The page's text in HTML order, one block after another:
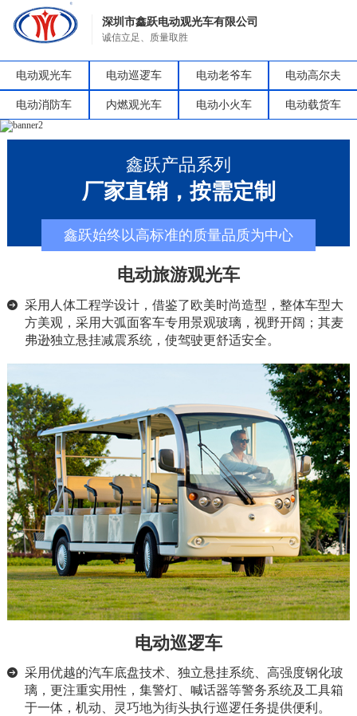
深圳市鑫跃电动观光车有限公司
诚信立足、质量取胜
电动观光车 电动巡逻车 电动老爷车 电动高尔夫
电动消防车 内燃观光车 电动小火车 电动载货车
鑫跃产品系列
厂家直销，按需定制
鑫跃始终以高标准的质量品质为中心
电动旅游观光车
采用人体工程学设计，借鉴了欧美时尚造型，整体车型大
方美观，采用大弧面客车专用景观玻璃，视野开阔；其麦
弗逊独立悬挂减震系统，使驾驶更舒适安全。
电动巡逻车
采用优越的汽车底盘技术、独立悬挂系统、高强度钢化玻
璃，更注重实用性，集警灯、喊话器等警务系统及工具箱
于一体，机动、灵巧地为街头执行巡逻任务提供便利。